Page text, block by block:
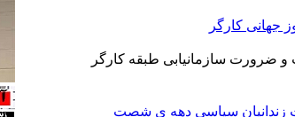
جهانی کارگر
و ضرورت سازمانيابى طبقه کارگر
سیاسی دهه ی شصت